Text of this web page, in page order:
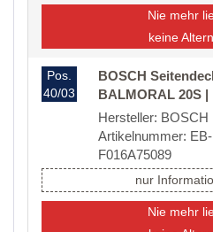
Nie mehr
keine
Pos.
40/03
BOSCH
BALMORAL 20S |
Hersteller: BOSCH
Artikelnummer:
F016A75089
nur
Nie mehr